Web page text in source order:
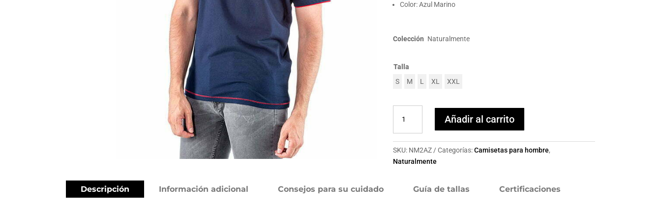
Color: Azul Marino
Colección Naturalmente
Talla
S
M L XL XXL
hombre
Naturalmente
Bici
Añadir al carrito
SKU: NM2AZ Categorías:Camisetas para hombre,
Naturalmente
Descripción Información adicional Consejos para su cuidado Guía de tallas Certificaciones